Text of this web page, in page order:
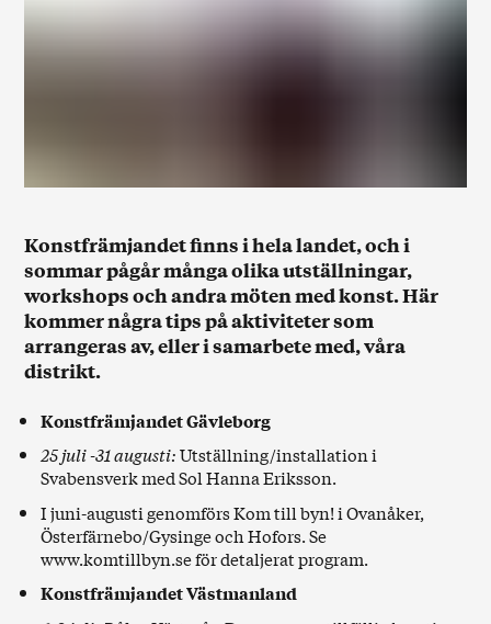
Konstfrämjandet finns i hela landet, och i
sommar pågår många olika utställningar,
workshops och andra möten med konst. Här
kommer några tips på aktiviteter som
arrangeras av, eller i samarbete med, våra
distrikt.
Konstfrämjandet Gävleborg
25 juli -31 augusti:Utställning/installation i
Svabensverk medSol Hanna Eriksson.
I juni-augusti genomförs Kom till byn! i Ovanåker,
Österfärnebo/Gysinge och Hofors. Se
www.komtillbyn.seför detaljerat program.
Konstfrämjandet Västmanland
Distrikt